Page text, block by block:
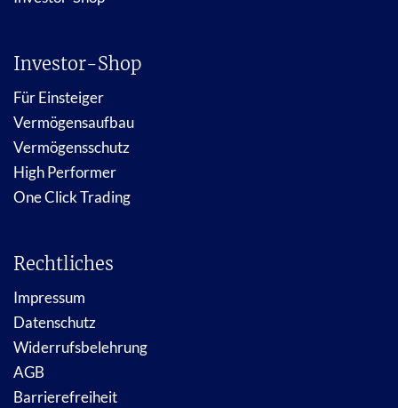
Investor-Shop
Für Einsteiger
Vermögensaufbau
Vermögensschutz
High Performer
One Click Trading
Rechtliches
Impressum
Datenschutz
Widerrufsbelehrung
AGB
Barrierefreiheit